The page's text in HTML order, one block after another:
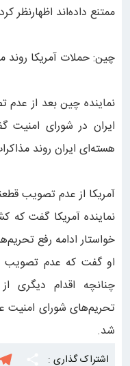
ممتنع داده‌اند اظهارنظر
چین: حملات آمریکا روند
نماینده چین بعد از عدم
ایران در شورای امنیت
هسته‌ای ایران روند
آمریکا از عدم تصویب
نماینده آمریکا گفت
خواستار ادامه رفع
او گفت که عدم تصویب
چنانچه اقدام دیگری
شد.
اشتراک گذاری : T